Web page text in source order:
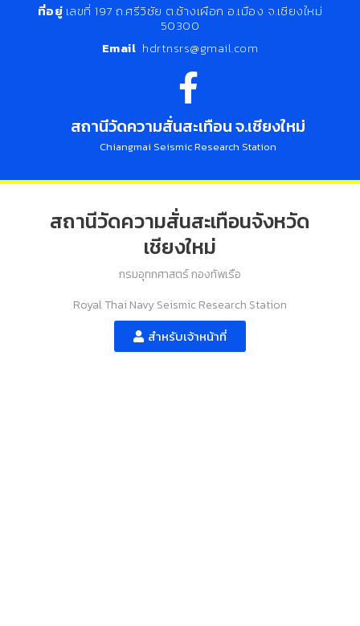
ที่อยู่ เลขที่ 197 ถ.ศรีวิชัย ต.ช้างเผือก อ.เมือง จ.เชียงใหม่
50300
Email hdrtnsrs@gmail.com
สถานีวัดความสั่นสะเทือน จ.เชียงใหม่
Chiangmai Seismic Research Station
สถานีวัดความสั่นสะเทือนจังหวัด
เชียงใหม่
กรมอุทกศาสตร์ กองทัพเรือ
Royal Thai Navy Seismic Research Station
สำหรับเจ้าหน้าที่